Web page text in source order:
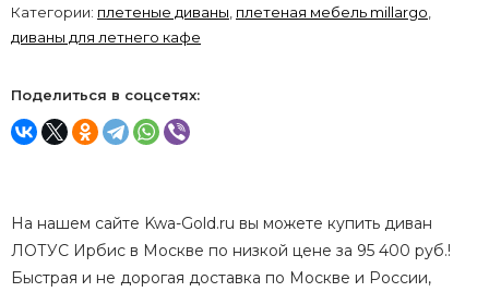
Категории: плетеные диваны плетеная мебель millargo
диваны для летнего кафе
Поделиться в соцсетях:
На нашем сайте Kwa-Gold.ru вы можете купить диван
ЛОТУС Ирбис в Москве по низкой цене за 95 400 руб.!
Быстрая и не дорогая доставка по Москве и России,